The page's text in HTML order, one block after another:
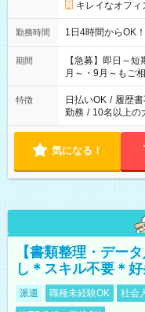
キレイなオフィ
勤務時間 1日4時間からOK
期間
【急募】即日～
月～・9月～もご
特徴 日払いOK / 履歴
勤務 / 10名以上の
気になる！
【書類整理・デー
し＊スキル不要＊
派遣 職種未経験OK 社会